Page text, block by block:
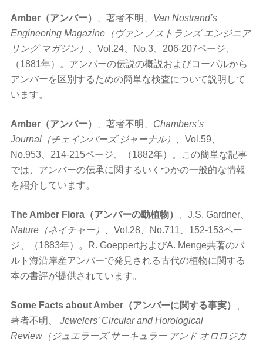
Amber（アンバー） 、著者不明、 Van Nostrand’s
Engineering Magazine（ヴァン ノストランズ エンジニア
リング マガジン）
、Vol.24、No.3、206-207ページ、
（1881年）。アンバーの伝説の概説およびコーパルから
アンバーを区別するための簡単な検査について説明して
います。
Amber（アンバー） 、著者不明、 Chambers’s
Journal（チェインバーズ ジャーナル）
、Vol.59、
No.953、214-215ページ、（1882年）。この簡単な記事
では、アンバーの伝承に関するいくつかの一般的な情報
を紹介しています。
The Amber Flora（アンバーの動植物）
、J.S. Gardner、
Nature（ネイチャー）
、Vol.28、No.711、152-153ペー
ジ、（1883年）。R. GoeppertおよびA. Menge共著のバ
ルト海沿岸産アンバーで発見される古代の植物に関する
本の書評が提供されています。
Some Facts about Amber（アンバーに関する事実）
著者不明、
Jewelers’ Circular and Horological
Review（ジュエラーズ サーキュラー アンド オロロジカ